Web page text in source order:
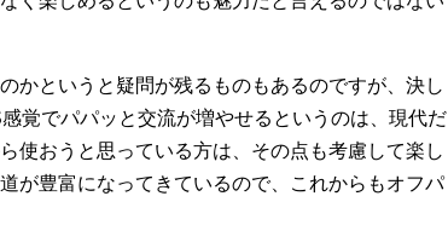
かというと疑問が残るものもあるのですが、決し
覚でパパッと交流が増やせるというのは、現代だ
使おうと思っている方は、その点も考慮して楽し
が豊富になってきているので、これからもオフパ